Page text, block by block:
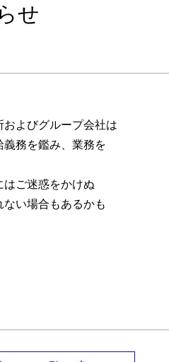
せ
よびグループ会社は
務を鑑み、業務を
ご迷惑をかけぬ
い場合もあるかも